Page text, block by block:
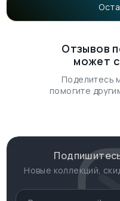
Отзывов
может
Поделитесь
помогите
Новые коллекций,